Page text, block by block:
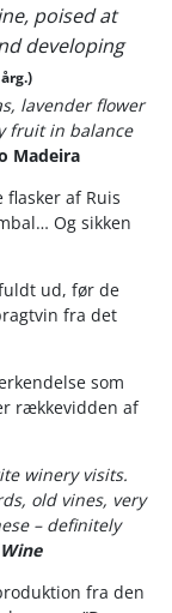
poised at
developing
lavender flower
fruit in balance
Madeira
flasker af Ruis
Og sikken
ud, før de
fra det
som
rækkevidden af
winery visits.
old vines, very
– definitely
fra den